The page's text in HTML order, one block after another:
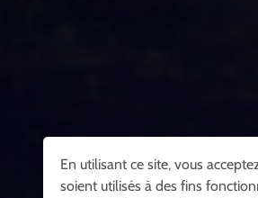
En utilisant ce site, vous
soient utilisés à des fins